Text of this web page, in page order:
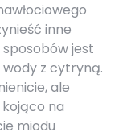
inne
jest
z cytryną.
ale
kojąco na
miodu